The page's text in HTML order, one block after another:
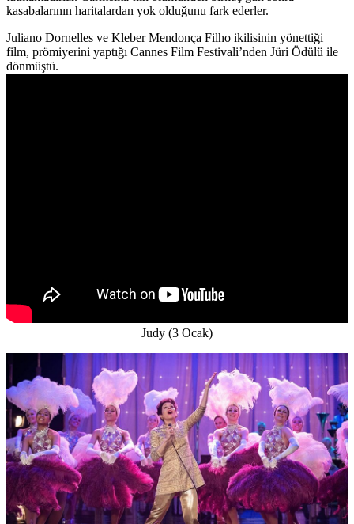
kasabalarının haritalardan yok olduğunu fark ederler.
Juliano Dornelles ve Kleber Mendonça Filho ikilisinin yönettiği
film, prömiyerini yaptığı Cannes Film Festivali’nden Jüri Ödülü ile
dönmüştü.
Judy (3 Ocak)